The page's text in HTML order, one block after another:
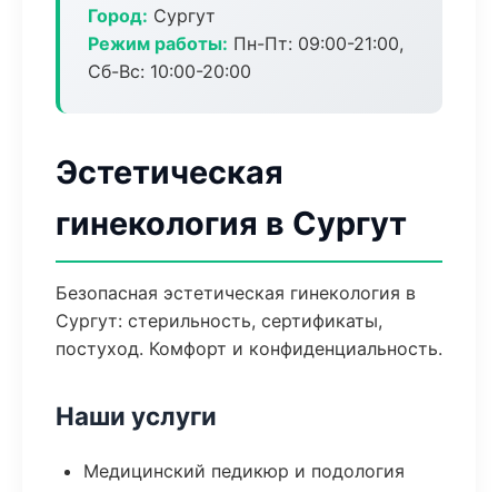
Город: Сургут
Режим работы: Пн-Пт: 09:00-21:00,
Сб-Вс: 10:00-20:00
Эстетическая
гинекология в Сургут
Безопасная эстетическая гинекология в
Сургут: стерильность, сертификаты,
постуход. Комфорт и конфиденциальность.
Наши услуги
Медицинский педикюр и подология